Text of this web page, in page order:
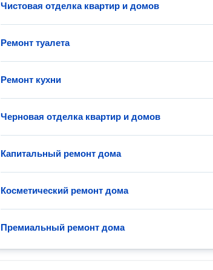
Чистовая отделка квартир и домов
Ремонт туалета
Ремонт кухни
Черновая отделка квартир и домов
Капитальный ремонт дома
Косметический ремонт дома
Премиальный ремонт дома